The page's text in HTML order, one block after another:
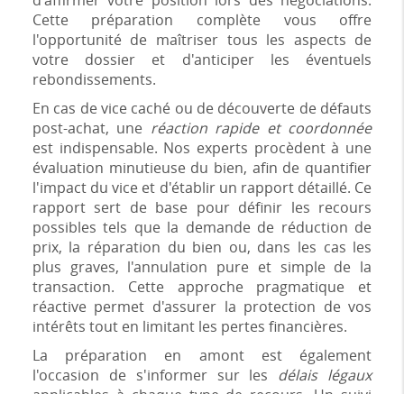
Cette préparation complète vous offre
l'opportunité de maîtriser tous les aspects de
votre dossier et d'anticiper les éventuels
rebondissements.
En cas de vice caché ou de découverte de défauts
post-achat, une réaction rapide et coordonnée
est indispensable. Nos experts procèdent à une
évaluation minutieuse du bien, afin de quantifier
l'impact du vice et d'établir un rapport détaillé. Ce
rapport sert de base pour définir les recours
possibles tels que la demande de réduction de
prix, la réparation du bien ou, dans les cas les
plus graves, l'annulation pure et simple de la
transaction. Cette approche pragmatique et
réactive permet d'assurer la protection de vos
intérêts tout en limitant les pertes financières.
La préparation en amont est également
l'occasion de s'informer sur les délais légaux